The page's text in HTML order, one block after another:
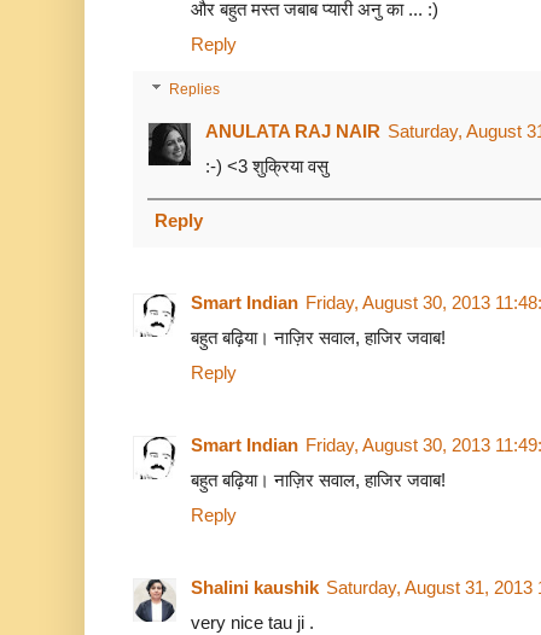
और बहुत मस्त जबाब प्यारी अनु का ... :)
Reply
Replies
ANULATA RAJ NAIR Saturday, August
:-) <3 शुक्रिया वसु
Reply
Smart Indian Friday, August 30, 2013
बहुत बढ़िया। नाज़िर सवाल, हाजिर जवाब!
Reply
Smart Indian Friday, August 30, 2013
बहुत बढ़िया। नाज़िर सवाल, हाजिर जवाब!
Reply
Shalini kaushik Saturday, August 31, 2013
very nice tau ji .